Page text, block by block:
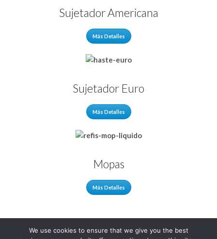
Sujetador Americana
Más Detalles
Sujetador Euro
Más Detalles
Mopas
Más Detalles
We use cookies to ensure that we give you the best